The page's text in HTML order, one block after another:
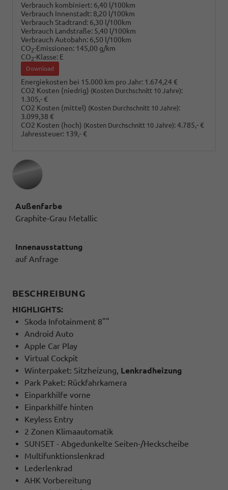
Verbrauch kombiniert: 6,40 l/100km
Verbrauch Innenstadt: 8,20 l/100km
Verbrauch Stadtrand: 6,30 l/100km
Verbrauch Landstraße: 5,40 l/100km
Verbrauch Autobahn: 6,50 l/100km
CO2-Emissionen: 145,00 g/km
CO2-Klasse: E
Download
Energiekosten bei 15.000 km pro Jahr: 1.674,24 €
CO2 Kosten (niedrig) (Kosten Durchschnitt 10 Jahre):
1.305,- €
CO2 Kosten (mittel) (Kosten Durchschnitt 10 Jahre):
3.099,38 €
CO2 Kosten (hoch) (Kosten Durchschnitt 10 Jahre):4.785,- €
Jahressteuer: 139,- €
Außenfarbe
Graphite-Grau Metallic
Innenausstattung
auf Anfrage
BESCHREIBUNG
HIGHLIGHTS:
Skoda Infotainment 8""
Android Auto
Apple Car Play
Virtual Cockpit
Winterpaket: Sitzheizung, Lenkradheizung
Park Paket: Rückfahrkamera
Einparkhilfe vorne
Einparkhilfe hinten
Keyless Entry
2 Zonen Klimaautomatik
SUNSET - Abgedunkelte Seiten-/Heckscheibe
Multifunktionslenkrad
Lederlenkrad
AHK Vorbereitung